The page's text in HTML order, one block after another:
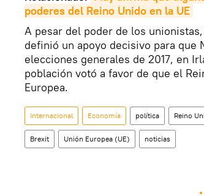
poderes del Reino Unido en la UE
A pesar del poder de los
definió un apoyo decisivo para
elecciones generales de 2017, en
población votó a favor de que el
Europea.
Internacional Economía política Reino
Brexit Unión Europea (UE) noticias